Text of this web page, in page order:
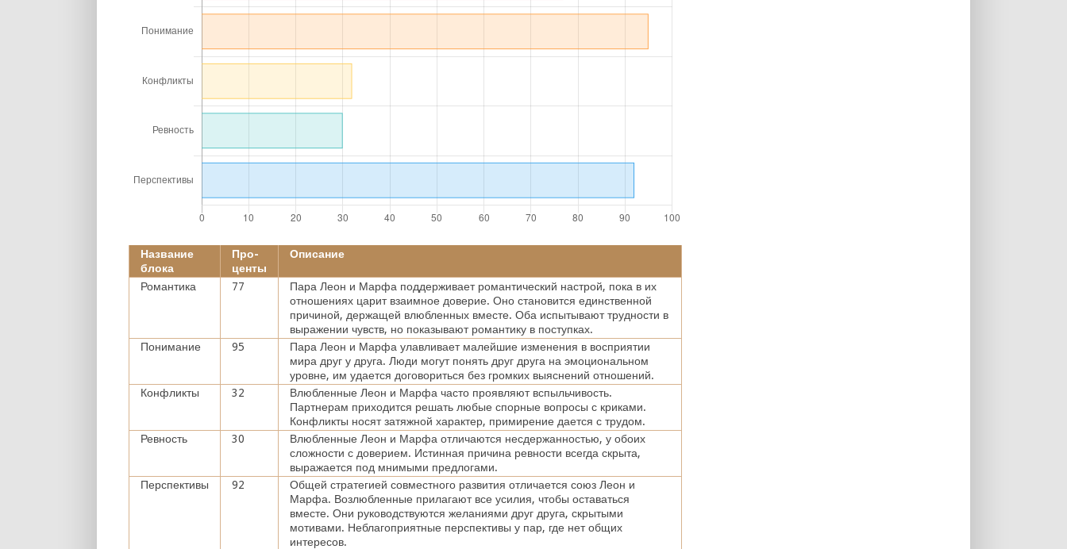
Название
блока
Про-
центы
Описание
Романтика 77
Пара Леон и Марфа поддерживает романтический настрой, пока в их
отношениях царит взаимное доверие. Оно становится единственной
причиной, держащей влюбленных вместе. Оба испытывают трудности в
выражении чувств, но показывают романтику в поступках.
Понимание
95
Пара Леон и Марфа улавливает малейшие изменения в восприятии
мира друг у друга. Люди могут понять друг друга на эмоциональном
уровне, им удается договориться без громких выяснений отношений.
Конфликты
32
Влюбленные Леон и Марфа часто проявляют вспыльчивость.
Партнерам приходится решать любые спорные вопросы с криками.
Конфликты носят затяжной характер, примирение дается с трудом.
Ревность
30
Влюбленные Леон и Марфа отличаются несдержанностью, у обоих
сложности с доверием. Истинная причина ревности всегда скрыта,
выражается под мнимыми предлогами.
Перспективы
92
Общей стратегией совместного развития отличается союз Леон и
Марфа. Возлюбленные прилагают все усилия, чтобы оставаться
вместе. Они руководствуются желаниями друг друга, скрытыми
мотивами. Неблагоприятные перспективы у пар, где нет общих
интересов.